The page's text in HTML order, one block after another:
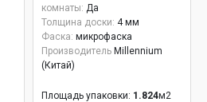
комнаты: Да
Толщина доски: 4 мм
Фаска: микрофаска
Производитель Millennium
(Китай)
Площадь упаковки: 1.824м2